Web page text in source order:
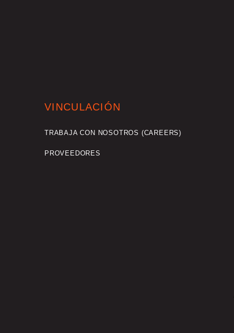
VINCULACIÓN
TRABAJA CON NOSOTROS (CAREERS)
PROVEEDORES